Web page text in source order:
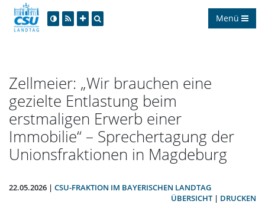
Menü
Zellmeier: „Wir brauchen eine
gezielte Entlastung beim
erstmaligen Erwerb einer
Immobilie“ – Sprechertagung der
Unionsfraktionen in Magdeburg
22.05.2026 | CSU-FRAKTION IM BAYERISCHEN LANDTAG
ÜBERSICHT| DRUCKEN